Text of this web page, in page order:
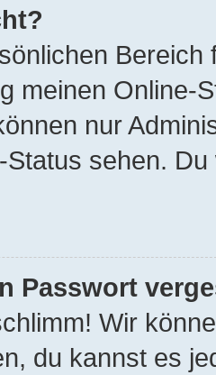
meinen Online-
nur
Status sehen.
Passwort
Wir
du kannst es